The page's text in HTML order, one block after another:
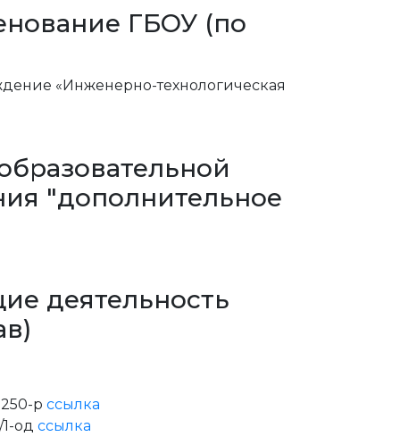
ГБОУ (по
«Инженерно-технологическая
"дополнительное
деятельность
р ссылка
од ссылка